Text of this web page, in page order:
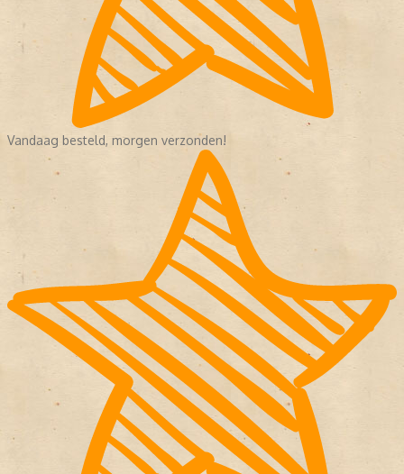
Vandaag besteld, morgen verzonden!